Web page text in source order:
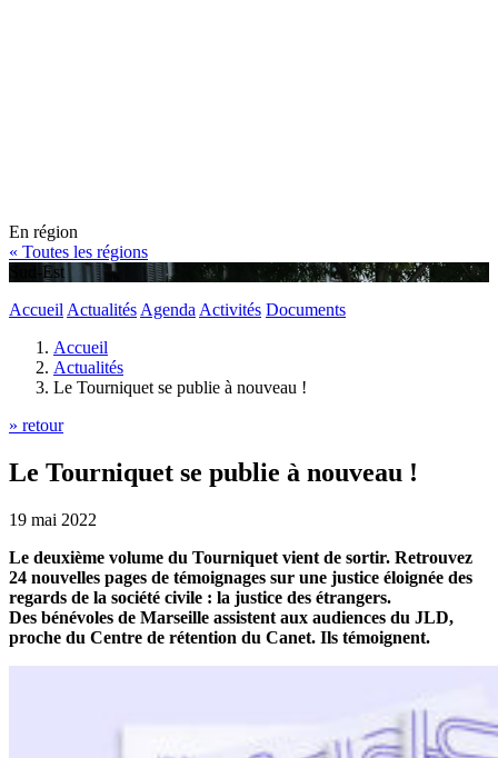
En région
« Toutes les régions
Sud-Est
Accueil Actualités Agenda Activités Documents
Accueil
Actualités
Le Tourniquet se publie à nouveau !
» retour
Le Tourniquet se publie à nouveau !
19 mai 2022
Le deuxième volume du Tourniquet vient de sortir. Retrouvez
24 nouvelles pages de témoignages sur une justice éloignée des
regards de la société civile : la justice des étrangers.
Des bénévoles de Marseille assistent aux audiences du JLD,
proche du Centre de rétention du Canet. Ils témoignent.